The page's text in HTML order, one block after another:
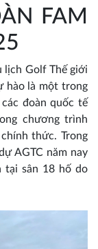
FAM
lịch Golf Thế giới
hào là một trong
đoàn quốc tế
chương trình
thức. Trong
AGTC năm nay
tại sân 18 hố do